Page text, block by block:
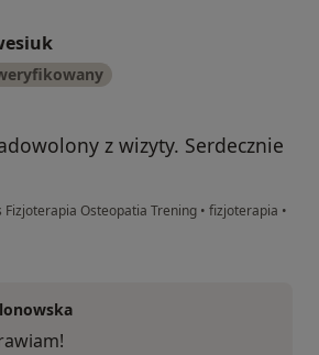
z wizyty. Serdecznie
Fizjoterapia Osteopatia Trening • fizjoterapia •
Chwesiuk